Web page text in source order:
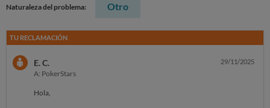
Naturaleza del problema: Otro
TU RECLAMACIÓN
E. C.
A: PokerStars
29/11/2025
Hola,